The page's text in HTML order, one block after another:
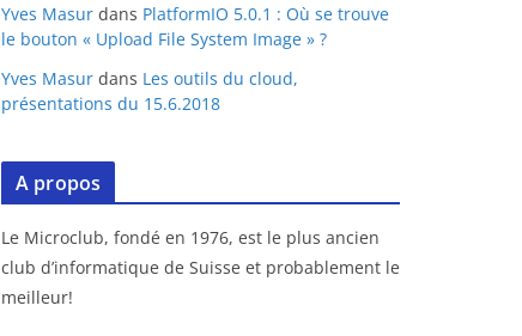
Yves Masur dans PlatformIO 5.0.1 : Où se trouve
le bouton « Upload File System Image » ?
Yves Masur dans Les outils du cloud,
présentations du 15.6.2018
A propos
Le Microclub, fondé en 1976, est le plus ancien
club d’informatique de Suisse et probablement le
meilleur!